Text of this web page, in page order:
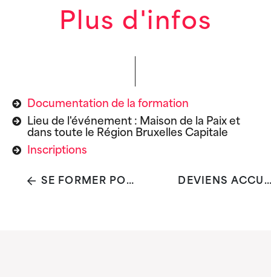
Plus d'infos
Documentation de la formation
Lieu de l'événement : Maison de la Paix et
dans toute le Région Bruxelles Capitale
Inscriptions
SE FORMER POUR MIEUX ACCOMPAGNER DEVIENS ACCUEILLANT(E) VOLONTAIRE À LA BULLE D’AIR